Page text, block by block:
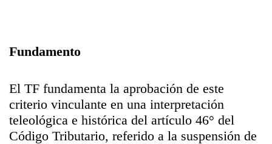
Fundamento
El TF fundamenta la aprobación de este
criterio vinculante en una interpretación
teleológica e histórica del artículo 46° del
Código Tributario, referido a la suspensión de